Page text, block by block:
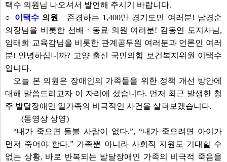
택수 의원님 나오셔서 발언해 주시기 바랍니다.
○ 이택수의원
존경하는 1,400만 경기도민 여러분! 남경순
의장님을 비롯한 선배ㆍ동료 의원 여러분! 김동연 도지사님,
임태희 교육감님을 비롯한 관계공무원 여러분과 언론인 여러
분! 안녕하십니까? 고양 출신 국민의힘 보건복지위원 이택수
입니다.
오늘 본 의원은 장애인의 가족들을 위한 정책 개선 방안에
대해 말씀드리고자 이 자리에 섰습니다. 먼저 최근 발생한 청
주 발달장애인 일가족의 비극적인 사건을 살펴보겠습니다.
(동영상 상영)
“내가 죽으면 돌볼 사람이 없다.”, “내가 죽으려면 아이가
먼저 죽어야 한다.” 가족뿐 아니라 사회적 지원도 기대할 수
없는 상황, 바로 반복되는 발달장애인 가족의 비극적 죽음을